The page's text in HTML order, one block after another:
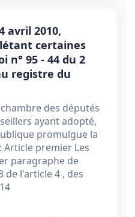
avril 2010,
certaines
n° 95 - 44 du 2
registre du
des députés
ayant adopté,
promulgue la
premier Les
paragraphe de
de l'article 4 , des